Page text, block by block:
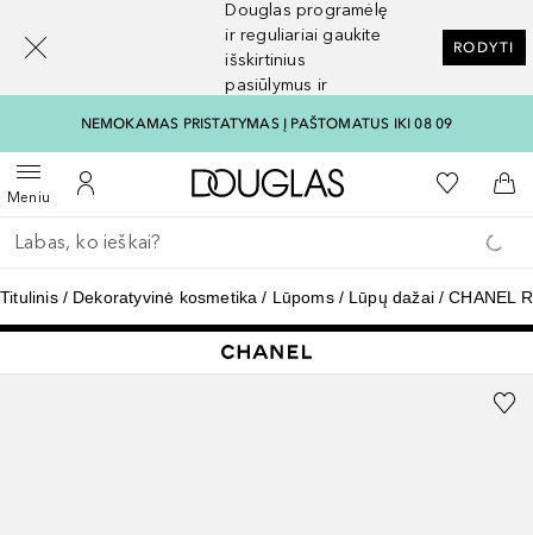
Douglas programėlę
ir reguliariai gaukite
išskirtinius
pasiūlymus ir
RODYTI
NEMOKAMAS PRISTATYMAS Į PAŠTOMATUS IKI 08 09
MeniuAtidaryti meniuĮ mano paskyrą
Į Douglas pagrindinį
Į mano
Į
Grįžk atgal
Vykdykite paiešką
Titulinis Dekoratyvinė kosmetika Lūpoms Lūpų dažai CHANEL
[navigation.slideout.screenreader]